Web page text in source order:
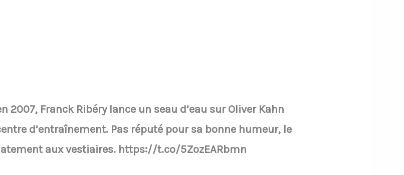
2007, Franck Ribéry lance un seau d’eau sur Oliver Kahn
d’entraînement. Pas réputé pour sa bonne humeur, le
aux vestiaires. https://t.co/5ZozEARbmn